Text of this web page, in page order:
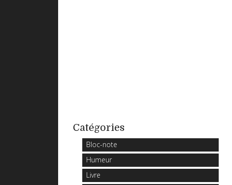
Catégories
Bloc-note
Humeur
Livre